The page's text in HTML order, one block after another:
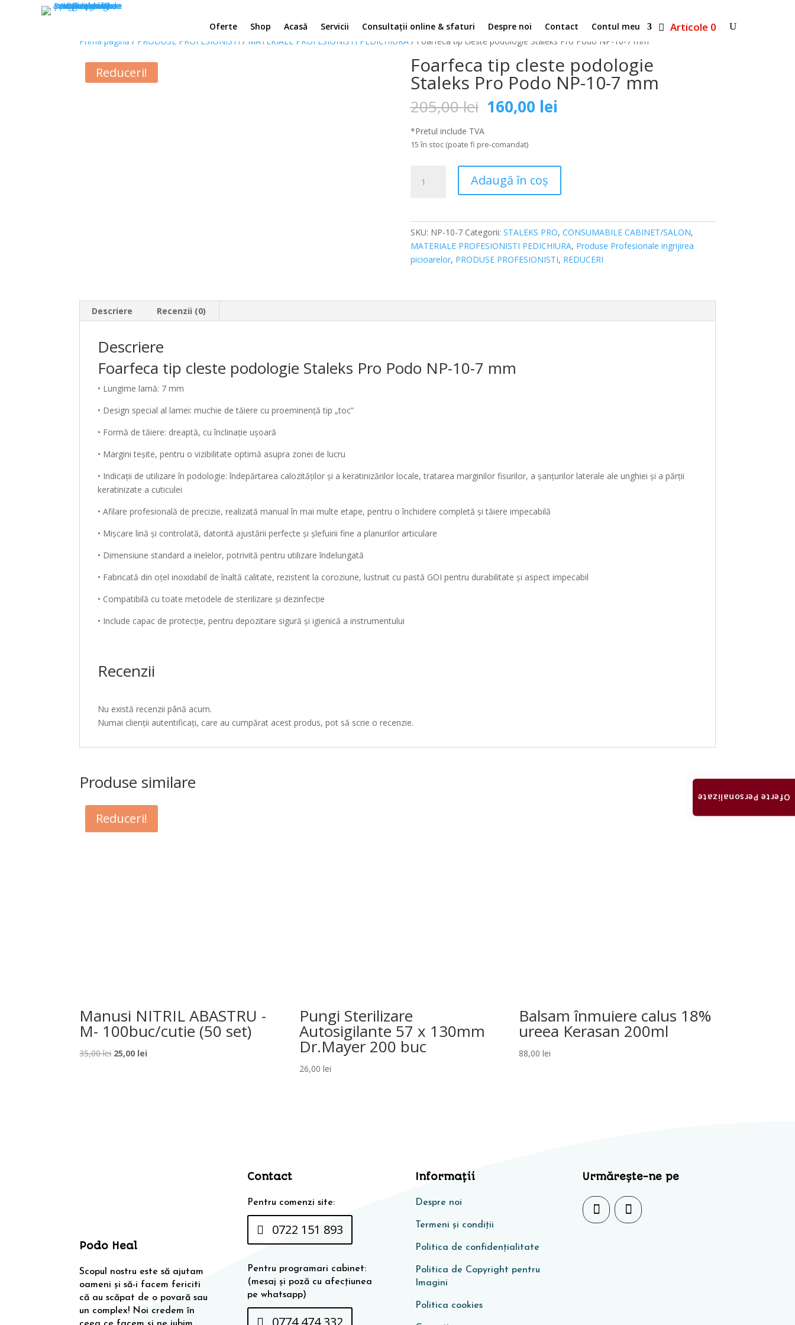
Oferte Shop Acasă Servicii Consultații online & sfaturi Despre noi Contact Contul meu Articole 0
Prima pagină / PRODUSE PROFESIONISTI / MATERIALE PROFESIONISTI PEDICHIURA / Foarfeca tip cleste podologie Staleks Pro Podo NP-10-7 mm
Reduceri! Foarfeca tip cleste podologie
Staleks Pro Podo NP-10-7 mm
205,00lei Prețul
inițial
fost:
205,00 lei.
160,00 lei
*Pretul include TVA
15 în stoc (poate fi pre-comandat)
Foarfeca
Podo
mm
Adaugă în coș
SKU: NP-10-7 Categorii: STALEKS PRO, CONSUMABILE CABINET/SALON,
MATERIALE PROFESIONISTI PEDICHIURA, Produse Profesionale ingrijirea
picioarelor, PRODUSE PROFESIONISTI, REDUCERI
Descriere Recenzii (0)
Descriere
Foarfeca tip cleste podologie Staleks Pro Podo NP-10-7 mm
• Lungime lamă: 7 mm
• Design special al lamei: muchie de tăiere cu proeminență tip „toc”
• Formă de tăiere: dreaptă, cu înclinație ușoară
• Margini teșite, pentru o vizibilitate optimă asupra zonei de lucru
• Indicații de utilizare în podologie: îndepărtarea calozităților și a keratinizărilor locale, tratarea marginilor fisurilor, a șanțurilor laterale ale unghiei și a părții
keratinizate a cuticulei
• Afilare profesională de precizie, realizată manual în mai multe etape, pentru o închidere completă și tăiere impecabilă
• Mișcare lină și controlată, datorită ajustării perfecte și șlefuirii fine a planurilor articulare
• Dimensiune standard a inelelor, potrivită pentru utilizare îndelungată
• Fabricată din oțel inoxidabil de înaltă calitate, rezistent la coroziune, lustruit cu pastă GOI pentru durabilitate și aspect impecabil
• Compatibilă cu toate metodele de sterilizare și dezinfecție
• Include capac de protecție, pentru depozitare sigură și igienică a instrumentului
Recenzii
Nu există recenzii până acum.
Numai clienții autentificați, care au cumpărat acest produs, pot să scrie o recenzie.
Produse similare
Reduceri!
Manusi NITRIL ABASTRU -
M- 100buc/cutie (50 set)
35,00lei Prețul
25,00 lei
Pungi Sterilizare
Autosigilante 57 x 130mm
Dr.Mayer 200 buc
26,00 lei
Balsam înmuiere calus 18%
ureea Kerasan 200ml
88,00lei
Podo Heal
Scopul nostru este să ajutam
oameni și să-i facem fericiti
că au scăpat de o povară sau
un complex! Noi credem în
Contact
Pentru comenzi site:
0722 151 893
Pentru programari cabinet:
(mesaj și poză cu afecțiunea
pe whatsapp)
0774 474 332
Informaţii
Despre noi
Termeni și condiții
Politica de confidențialitate
Politica de Copyright pentru
Imagini
Politica cookies
Urmărește-ne pe
Oferte Personalizate